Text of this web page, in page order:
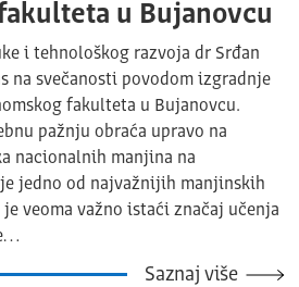
u Bujanovcu
i tehnološkog razvoja dr Srđan
na svečanosti povodom izgradnje
fakulteta u Bujanovcu.
pažnju obraća upravo na
nacionalnih manjina na
jedno od najvažnijih manjinskih
veoma važno istaći značaj učenja
Saznaj više